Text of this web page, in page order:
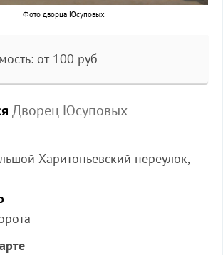
Фото дворца Юсуповых
от 100 руб
Дворец Юсуповых
Харитоньевский переулок,